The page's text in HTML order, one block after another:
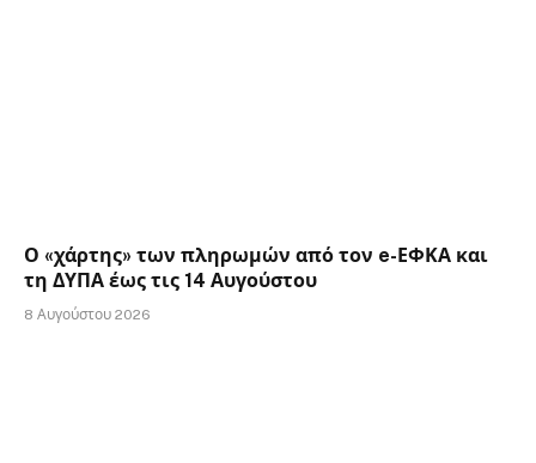
Ο «χάρτης» των πληρωμών από τον e-ΕΦΚΑ και
τη ΔΥΠΑ έως τις 14 Αυγούστου
8 Αυγούστου 2026